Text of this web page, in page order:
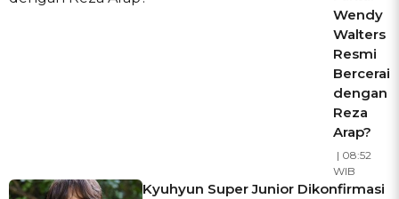
Wendy
Walters
Resmi
Bercerai
dengan
Reza
Arap?
| 08:52
WIB
Kyuhyun Super Junior Dikonfirmasi